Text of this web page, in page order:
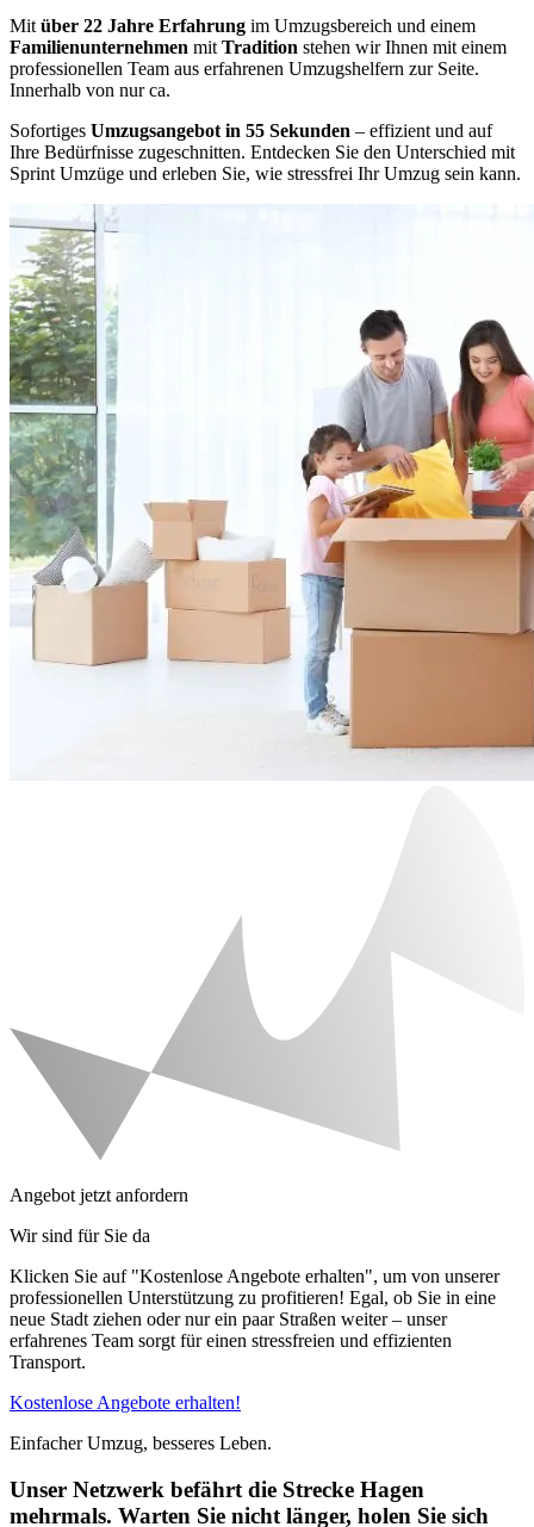
Mit über 22 Jahre Erfahrung im Umzugsbereich und einem
Familienunternehmen mit Tradition stehen wir Ihnen mit einem
professionellen Team aus erfahrenen Umzugshelfern zur Seite.
Innerhalb von nur ca.
Sofortiges Umzugsangebot in 55 Sekunden – effizient und auf
Ihre Bedürfnisse zugeschnitten. Entdecken Sie den Unterschied mit
Sprint Umzüge und erleben Sie, wie stressfrei Ihr Umzug sein kann.
Angebot jetzt anfordern
Wir sind für Sie da
Klicken Sie auf "Kostenlose Angebote erhalten", um von unserer
professionellen Unterstützung zu profitieren! Egal, ob Sie in eine
neue Stadt ziehen oder nur ein paar Straßen weiter – unser
erfahrenes Team sorgt für einen stressfreien und effizienten
Transport.
Kostenlose Angebote erhalten!
Einfacher Umzug, besseres Leben.
Unser Netzwerk befährt die Strecke Hagen
mehrmals. Warten Sie nicht länger, holen Sie sich